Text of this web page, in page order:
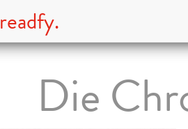
readfy.
Die